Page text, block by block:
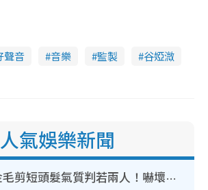
聲音 音樂 監製
谷婭溦
氣娛樂新聞
簡淑兒染金毛剪短頭髮氣質判若兩人！嚇壞老公麥大力都認唔出：「你做咩事？」